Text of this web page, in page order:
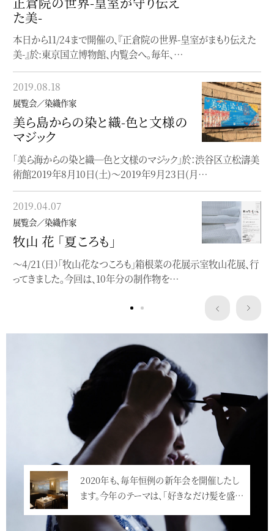
た美-
本日から11/24まで開催の、『正倉院の世界-皇室がまもり伝えた
美-』於:東京国立博物館、内覧会へ。毎年、…
2019.08.18
展覧会／染織作家
美ら島からの染と織-色と文様の
マジック
「美ら海からの染と織─色と文様のマジック」於：渋谷区立松濤美
術館2019年8月10日(土)～2019年9月23日(月…
2019.04.07
展覧会／染織作家
牧山 花 「夏ころも」
〜4/21（日）「牧山花なつころも」箱根菜の花展示室牧山花展、行
ってきました。今回は、10年分の制作物を…
【3/21-23】「洛風林展-喫茶去-」@京都時代を超え、魅力溢れる
帯を創り続ける、工芸帯地洛風林(らくふうり…
2018.07.31
展覧会／染織作家
琉球 -美の宝庫-
現在、サントリー美術館で開催中の「琉球ー美の宝庫ー」。紅型を
はじめとする琉球の染織品や、王家の…
2018.07.29
展覧会／染織作家
ゆかた浴衣YUKATA
現在島根県立石見美術館にて行われている、「ゆかた浴衣
YUKATA-すずしさのデザイン、いまむかし」展（〜9/…
Service
2020年も、毎年恒例の新年会を開催したし
ます。今年のテーマは、「好きなだけ髪を盛…
今年も華やかに新年会が行われました。皆さ
ん、ドレスアップして、とっても素敵です…<